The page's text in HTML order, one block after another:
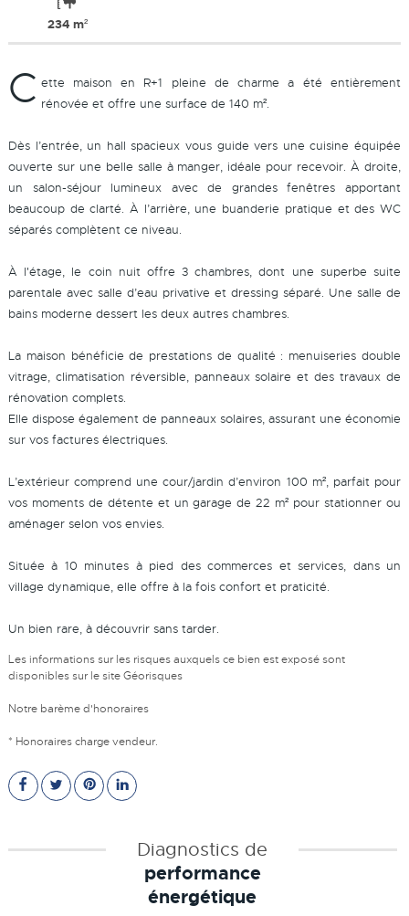
234 m²
C ette maison en R+1 pleine de charme a été entièrement
rénovée et offre une surface de 140 m².
Dès l’entrée, un hall spacieux vous guide vers une cuisine équipée
ouverte sur une belle salle à manger, idéale pour recevoir. À droite,
un salon-séjour lumineux avec de grandes fenêtres apportant
beaucoup de clarté. À l’arrière, une buanderie pratique et des WC
séparés complètent ce niveau.
À l'étage, le coin nuit offre 3 chambres, dont une superbe suite
parentale avec salle d’eau privative et dressing séparé. Une salle de
bains moderne dessert les deux autres chambres.
La maison bénéficie de prestations de qualité : menuiseries double
vitrage, climatisation réversible, panneaux solaire et des travaux de
rénovation complets.
Elle dispose également de panneaux solaires, assurant une économie
sur vos factures électriques.
L’extérieur comprend une cour/jardin d’environ 100 m², parfait pour
vos moments de détente et un garage de 22 m² pour stationner ou
aménager selon vos envies.
Située à 10 minutes à pied des commerces et services, dans un
village dynamique, elle offre à la fois confort et praticité.
Un bien rare, à découvrir sans tarder.
Les informations sur les risques auxquels ce bien est exposé sont
disponibles sur le siteGéorisques
Notre barème d'honoraires
* Honoraires charge vendeur.
Diagnostics de
performance
énergétique